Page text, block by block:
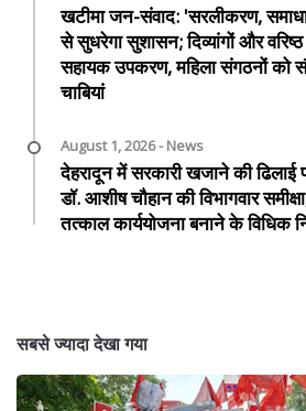
खटीमा जन-संवाद: 'सरलीकरण,
से सुधरेगा सुशासन; दिव्यांगों और
सहायक उपकरण, महिला संगठनों को
चाबियां
August 1, 2026 - News
देहरादून में सरकारी खजाने की
डॉ. आशीष चौहान की विभागवार
तत्काल कार्ययोजना बनाने के विधिक
सबसे ज्यादा देखा गया